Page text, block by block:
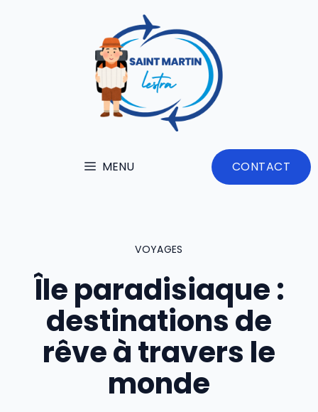
MENU CONTACT
VOYAGES
Île paradisiaque :
destinations de
rêve à travers le
monde